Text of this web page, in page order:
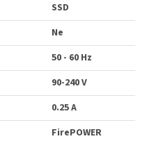
SSD
Ne
50 - 60 Hz
90-240 V
0.25 A
FirePOWER